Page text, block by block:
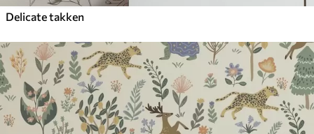
Delicate takken